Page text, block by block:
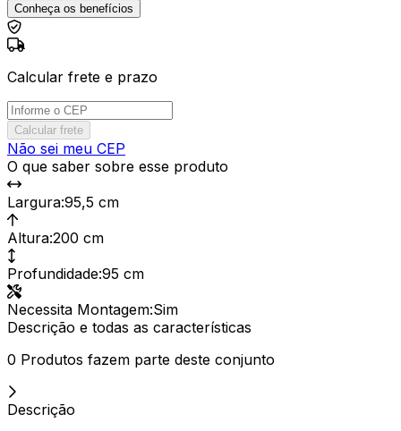
Conheça os benefícios
Calcular frete e prazo
Calcular frete
Não sei meu CEP
O que saber sobre esse produto
Largura:95,5 cm
Altura:200 cm
Profundidade:95 cm
Necessita Montagem:Sim
Descrição e todas as características
0 Produtos fazem parte deste conjunto
Descrição